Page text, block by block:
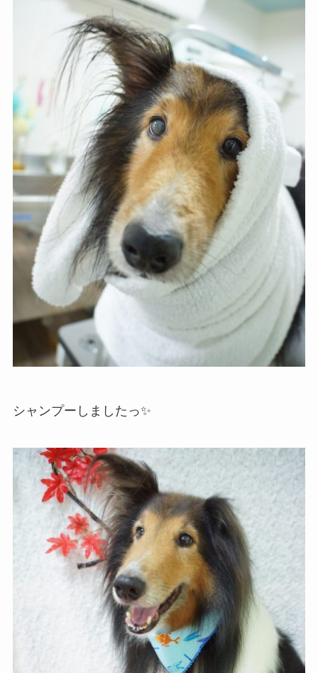
シャンプーしましたっ✨